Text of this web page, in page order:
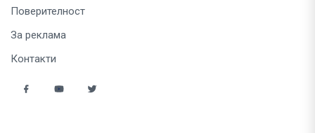
Поверителност
За реклама
Контакти